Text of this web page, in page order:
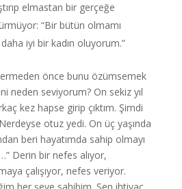
elmastan bir gerçeğe
“Bir bütün olmamı
iyi bir kadın oluyorum.”
önce bunu özümsemek
neden seviyorum? On sekiz yıl
kez hapse girip çıktım. Şimdi
otuz yedi. On üç yaşında
beri hayatımda sahip olmayı
Derin bir nefes alıyor,
çalışıyor, nefes veriyor.